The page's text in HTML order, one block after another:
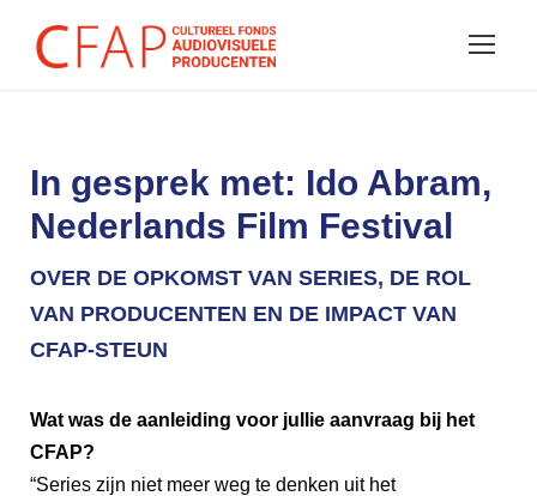
In gesprek met: Ido Abram,
Nederlands Film Festival
OVER DE OPKOMST VAN SERIES, DE ROL
VAN PRODUCENTEN EN DE IMPACT VAN
CFAP-STEUN
Wat was de aanleiding voor jullie aanvraag bij het
CFAP?
“Series zijn niet meer weg te denken uit het